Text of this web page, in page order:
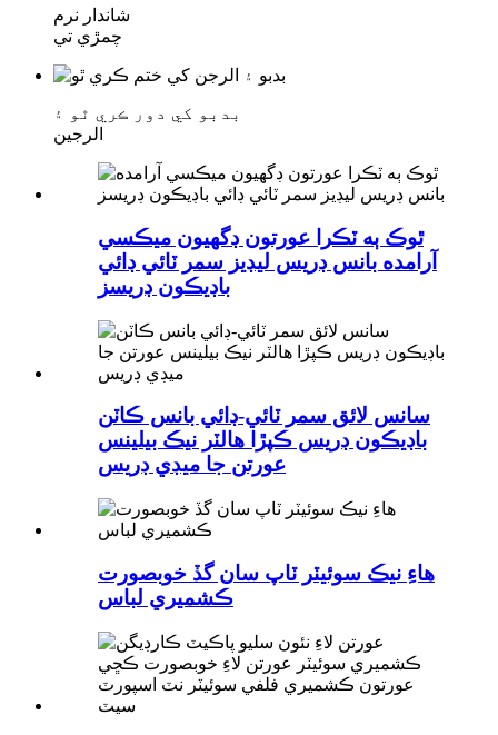
شاندار نرم
چمڙي تي
بدبو کي دور ڪري ٿو ۽
الرجين
ٿوڪ ٻه ٽڪرا عورتون ڊگهيون ميڪسي
آرامده بانس ڊريس ليڊيز سمر ٽائي ڊائي
باڊيڪون ڊريسز
سانس لائق سمر ٽائي-ڊائي بانس ڪاٽن
باڊيڪون ڊريس ڪپڙا هالٽر نيڪ بيلينس
عورتن جا ميڊي ڊريس
هاءِ نيڪ سوئيٽر ٽاپ سان گڏ خوبصورت
ڪشميري لباس